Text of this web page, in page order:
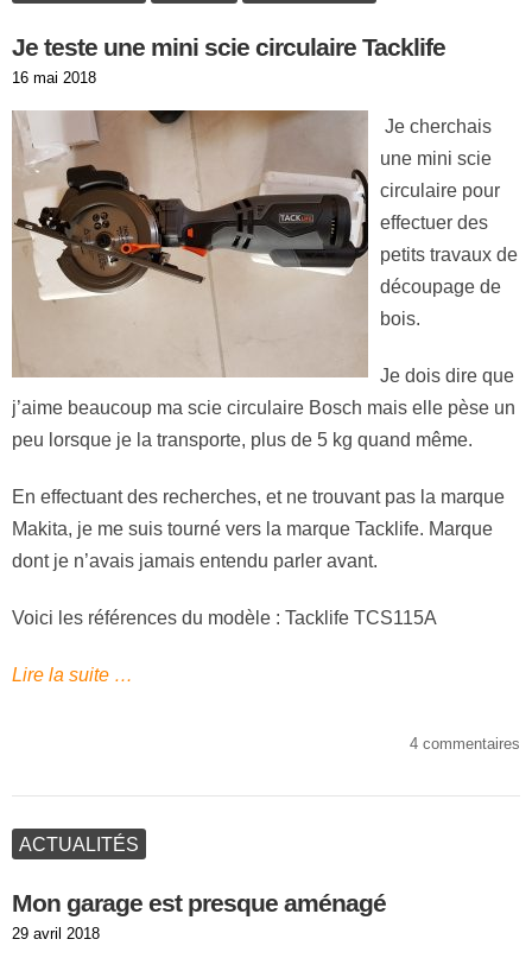
Je teste une mini scie circulaire Tacklife
Publié
16 mai 2018
Je cherchais
une mini scie
circulaire pour
effectuer des
petits travaux de
découpage de
bois.
Je dois dire que
j’aime beaucoup ma scie circulaire Bosch mais elle pèse un
peu lorsque je la transporte, plus de 5 kg quand même.
En effectuant des recherches, et ne trouvant pas la marque
Makita, je me suis tourné vers la marque Tacklife. Marque
dont je n’avais jamais entendu parler avant.
Voici les références du modèle : Tacklife TCS115A
Lire la suite …
4 commentaires
ACTUALITÉS
Mon garage est presque aménagé
Publié
29 avril 2018